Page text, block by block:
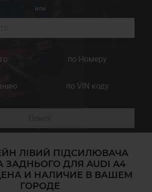
или
по Номеру
по VIN коду
ЛІВИЙ ПІДСИЛЮВАЧА
ЗАДНЬОГО ДЛЯ AUDI A4
И НАЛИЧИЕ В ВАШЕМ
ГОРОДЕ